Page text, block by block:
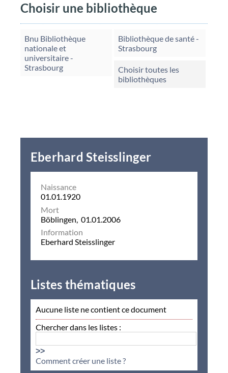
Choisir une bibliothèque
Bnu Bibliothèque
nationale et
universitaire -
Strasbourg
Bibliothèque de santé -
Strasbourg
Choisir toutes les
bibliothèques
Eberhard Steisslinger
Naissance
01.01.1920
Mort
Böblingen, 01.01.2006
Information
Eberhard Steisslinger
Listes thématiques
Aucune liste ne contient ce document
Chercher dans les listes :
>>
Comment créer une liste ?